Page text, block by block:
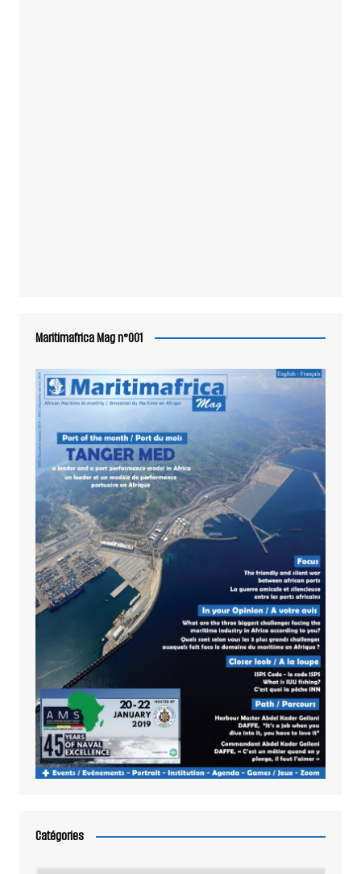
Maritimafrica Mag n°001
Catégories